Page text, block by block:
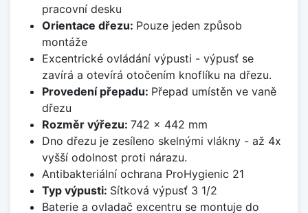
pracovní desku
Orientace dřezu: Pouze jeden způsob
montáže
Excentrické ovládání výpusti - výpusť se
zavírá a otevírá otočením knoflíku na dřezu.
Provedení přepadu: Přepad umístěn ve vaně
dřezu
Rozměr výřezu: 742 x 442 mm
Dno dřezu je zesíleno skelnými vlákny - až 4x
vyšší odolnost proti nárazu.
Antibakteriální ochrana ProHygienic 21
Typ výpusti: Sítková výpusť 3 1/2
Baterie a ovladač excentru se montuje do